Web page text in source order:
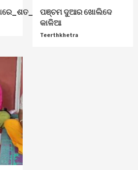
ପଞ୍ଚମ ଦୁଆର ଖୋଲିଦେ
କାଳିଆ
Teerthkhetra